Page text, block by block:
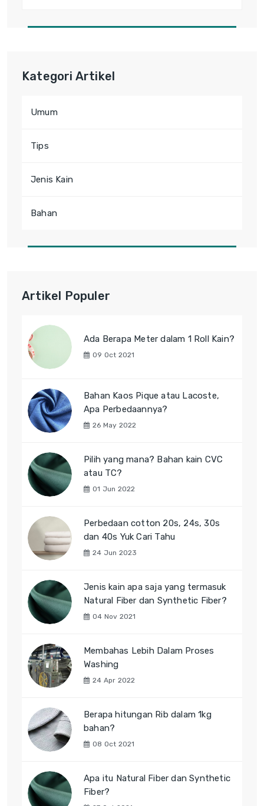
Kategori Artikel
Umum
Tips
Jenis Kain
Bahan
Artikel Populer
Ada Berapa Meter dalam 1 Roll Kain?
09 Oct 2021
Bahan Kaos Pique atau Lacoste,
Apa Perbedaannya?
26 May 2022
Pilih yang mana? Bahan kain CVC
atau TC?
01 Jun 2022
Perbedaan cotton 20s, 24s, 30s
dan 40s Yuk Cari Tahu
24 Jun 2023
Jenis kain apa saja yang termasuk
Natural Fiber dan Synthetic Fiber?
04 Nov 2021
Membahas Lebih Dalam Proses
Washing
24 Apr 2022
Berapa hitungan Rib dalam 1kg
bahan?
08 Oct 2021
Apa itu Natural Fiber dan Synthetic
Fiber?